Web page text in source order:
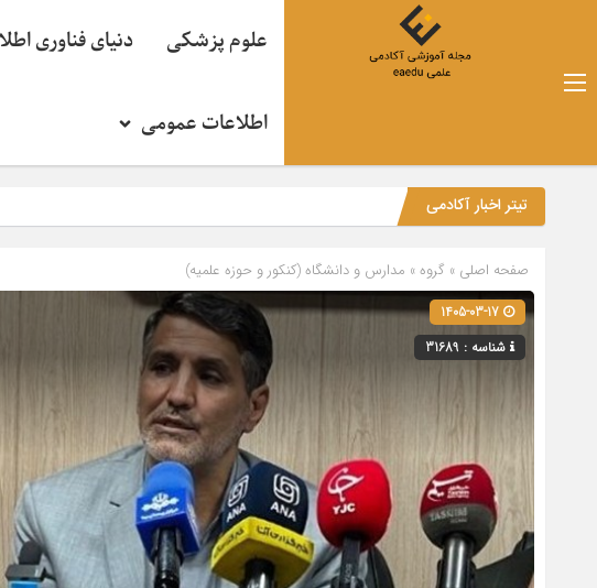
علوم پزشکی دنیای فناوری
اطلاعات عمومی
تیتر اخبار آکادمی
صفحه اصلی » گروه » مدارس و دانشگاه (کنکور و حوزه علمیه)
شناسه : 31689